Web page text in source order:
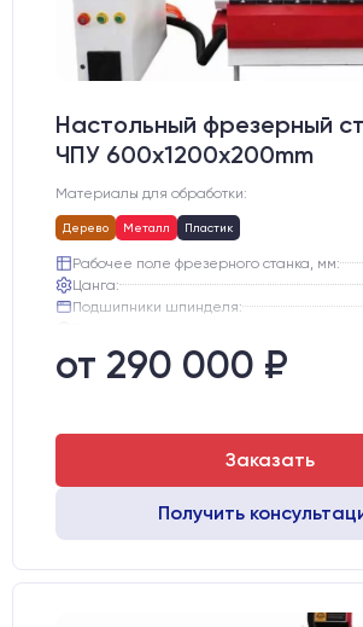
Настольный фрезерный
ЧПУ 600x1200x200mm
Материалы для обработки:
Дерево Металл Пластик
Рабочее поле фрезерного станка, мм:
Цанга:
Подшипники шпинделя:
Стол:
Двигатели:
от 290 000 ₽
Заказать
Получить